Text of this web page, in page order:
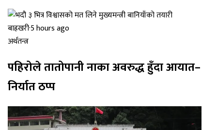
बाह्रखरी·5 hours ago
अर्थतन्त्र
पहिरोले तातोपानी नाका अवरुद्ध हुँदा आयात–
निर्यात ठप्प